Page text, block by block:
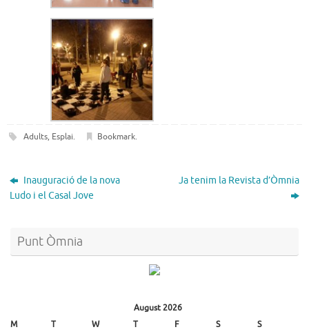
Adults, Esplai. Bookmark.
Inauguració de la nova
Ludo i el Casal Jove
Ja tenim la Revista d’Òmnia
Punt Òmnia
August 2026
M
T W T F S S